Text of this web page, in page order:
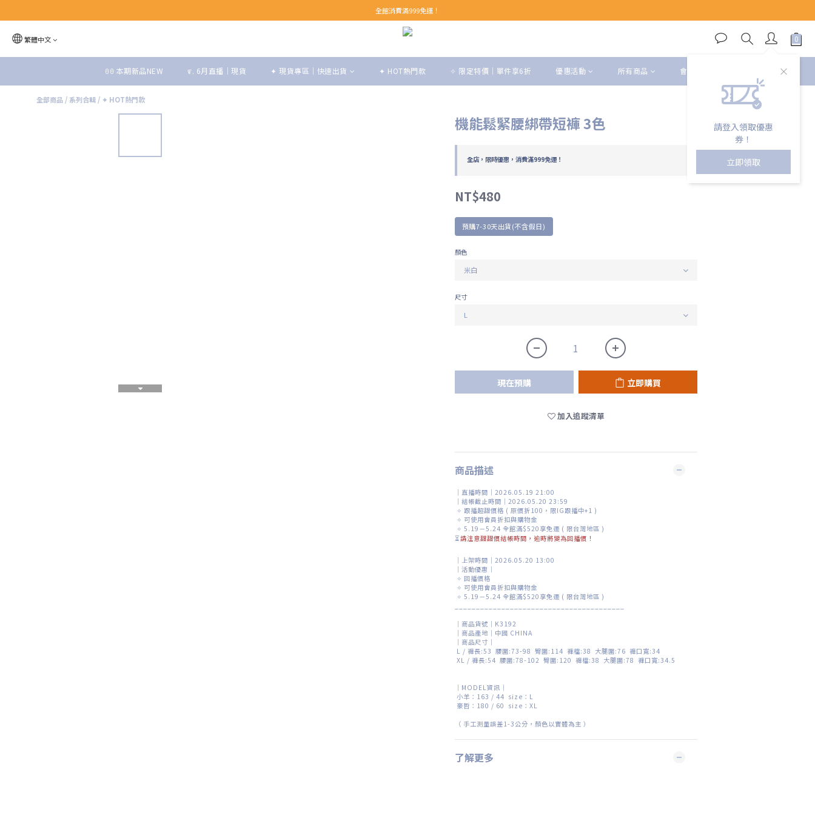
【 Welcome 】新會員首購即享免運！(至領券中心領取)
全館消費滿999免運！
【 Welcome 】新會員首購即享免運！(至領券中心領取)
繁體中文
請登入領取優惠
券！
立即領取
ꏿꏿ 本期新品NEW ೯. 6月直播｜現貨 ✦ 現貨專區｜快速出貨 ✦ HOT熱門款 ✧ 限定特價｜單件享6折 優惠活動 所有商品 會員權益
全部商品 / 系列合輯 / ✦ HOT熱門款
機能鬆緊腰綁帶短褲 3色
全店，限時優惠，消費滿999免運！
NT$480
預購7-30天出貨(不含假日)
顏色
尺寸
現在預購 立即購買
加入追蹤清單
商品描述
｜直播時間｜2026.05.19 21:00
｜結帳截止時間｜2026.05.20 23:59
✧ 跟播超甜價格 ( 原價折100，限IG跟播中+1 )
✧ 可使用會員折扣與購物金
✧ 5.19－5.24 全館滿$520享免運 ( 限台灣地區 )
⏳請注意甜甜價結帳時間，逾時將變為回播價！
｜上架時間｜2026.05.20 13:00
｜活動優惠｜
✧ 回播價格
✧ 可使用會員折扣與購物金
✧ 5.19－5.24 全館滿$520享免運 ( 限台灣地區 )
｜商品貨號｜K3192
｜商品產地｜中國 CHINA
｜商品尺寸｜
L / 褲長:53 腰圍:73-98 臀圍:114 褲檔:38 大腿圍:76 褲口寬:34
XL / 褲長:54 腰圍:78-102 臀圍:120 褲檔:38 大腿圍:78 褲口寬:34.5
｜MODEL資訊｜
小羊： 163 / 44 size ：L
豪哲：180 / 60 size ：XL
（ 手工測量誤差1-3公分，顏色以實體為主 ）
了解更多
立即購買